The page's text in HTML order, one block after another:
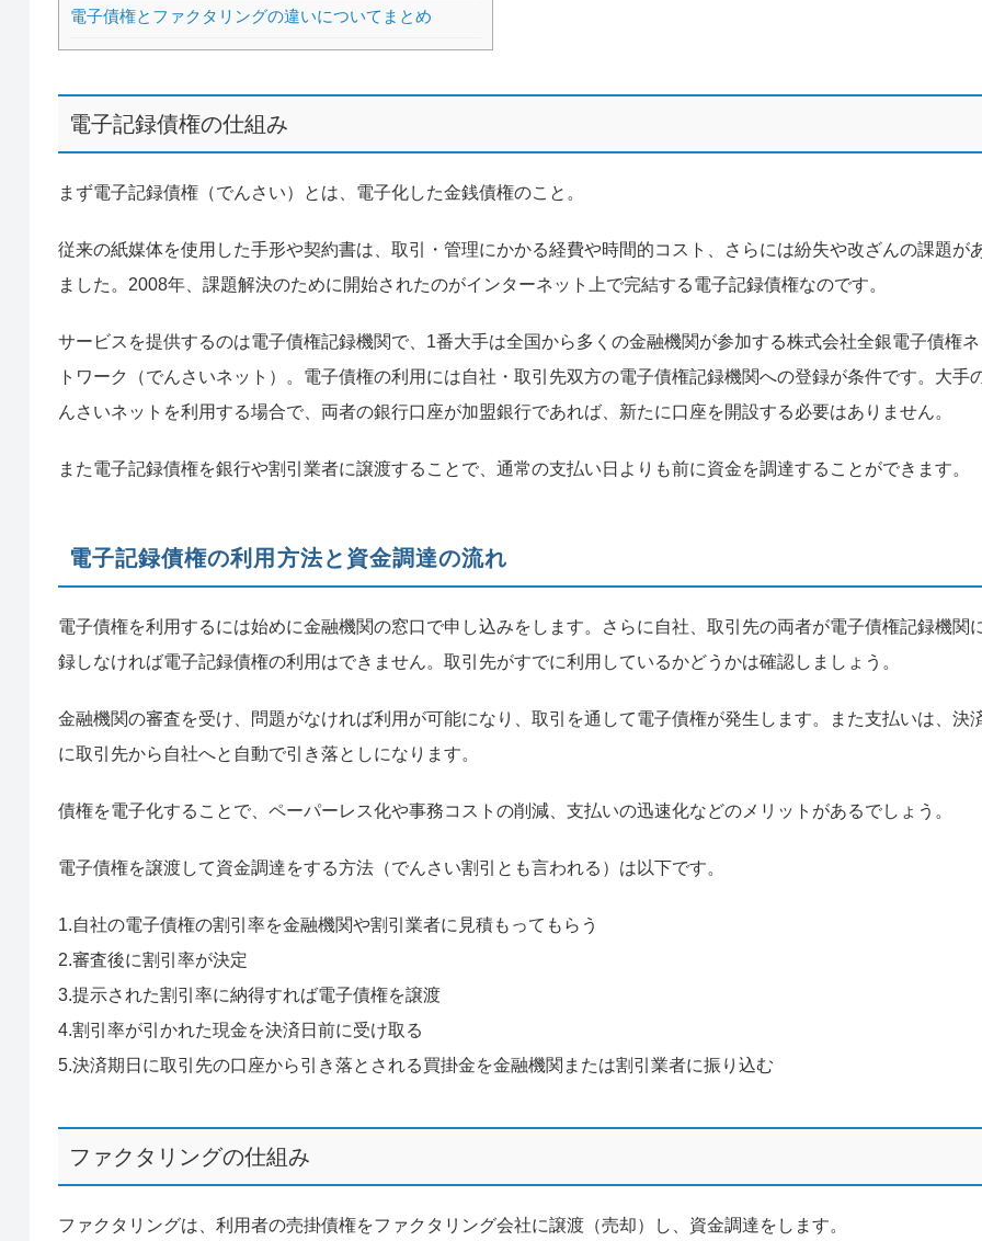
電子債権とファクタリングの違いについてまとめ
電子記録債権の仕組み
まず電子記録債権（でんさい）とは、電子化した金銭債権のこと。
従来の紙媒体を使用した手形や契約書は、取引・管理にかかる経費や時間的コスト、さらには紛失や改ざんの課題が
ました。2008年、課題解決のために開始されたのがインターネット上で完結する電子記録債権なのです。
サービスを提供するのは電子債権記録機関で、1番大手は全国から多くの金融機関が参加する株式会社全銀電子債権
トワーク（でんさいネット）。電子債権の利用には自社・取引先双方の電子債権記録機関への登録が条件です。大手
んさいネットを利用する場合で、両者の銀行口座が加盟銀行であれば、新たに口座を開設する必要はありません。
また電子記録債権を銀行や割引業者に譲渡することで、通常の支払い日よりも前に資金を調達することができます。
電子記録債権の利用方法と資金調達の流れ
電子債権を利用するには始めに金融機関の窓口で申し込みをします。さらに自社、取引先の両者が電子債権記録機関
録しなければ電子記録債権の利用はできません。取引先がすでに利用しているかどうかは確認しましょう。
金融機関の審査を受け、問題がなければ利用が可能になり、取引を通して電子債権が発生します。また支払いは、決
に取引先から自社へと自動で引き落としになります。
債権を電子化することで、ペーパーレス化や事務コストの削減、支払いの迅速化などのメリットがあるでしょう。
電子債権を譲渡して資金調達をする方法（でんさい割引とも言われる）は以下です。
1.自社の電子債権の割引率を金融機関や割引業者に見積もってもらう
2.審査後に割引率が決定
3.提示された割引率に納得すれば電子債権を譲渡
4.割引率が引かれた現金を決済日前に受け取る
5.決済期日に取引先の口座から引き落とされる買掛金を金融機関または割引業者に振り込む
ファクタリングの仕組み
ファクタリングは、利用者の売掛債権をファクタリング会社に譲渡（売却）し、資金調達をします。